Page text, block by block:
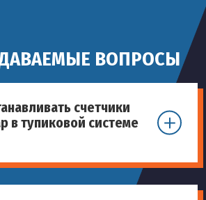
ВОПРОСЫ
счетчики
в тупиковой системе